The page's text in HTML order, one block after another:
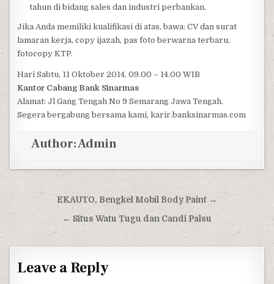
tahun di bidang sales dan industri perbankan.
Jika Anda memiliki kualifikasi di atas, bawa: CV dan surat
lamaran kerja, copy ijazah, pas foto berwarna terbaru,
fotocopy KTP.
Hari Sabtu, 11 Oktober 2014, 09.00 – 14.00 WIB
Kantor Cabang Bank Sinarmas
Alamat: Jl Gang Tengah No 9 Semarang Jawa Tengah.
Segera bergabung bersama kami, karir.banksinarmas.com
Author:Admin
Post navigation
EKAUTO, Bengkel Mobil Body Paint →
← Situs Watu Tugu dan Candi Palsu
Leave a Reply